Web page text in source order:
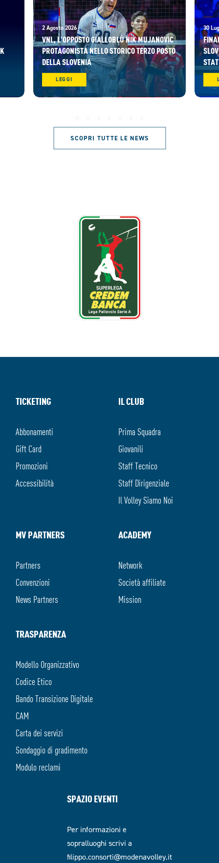
2 Agosto 2026
VNL, L’OPPOSTO GIALLOBLÙ NIK MUJANOVIC
PROTAGONISTA NELLO STORICO TERZO POSTO
DELLA SLOVENIA
LEGGI
30
SCOPRI TUTTE LE NEWS
TICKETING
Abbonamenti
Gift Card
Promozioni
Accessibilità
IL CLUB
Prima Squadra
Giovanili
Staff Tecnico
Staff Dirigenziale
Il Volley Siamo Noi
MV PARTNERS
Partners
Convenzioni
News Partners
ACADEMY
Network
Società affiliate
Mission
TRASPARENZA
Modello Organizzativo
Codice Etico
Bando Transizione Digitale
CAM
Carta dei servizi
Sondaggio di gradimento
Modulo reclami
SPAZIO EVENTI
Per informazioni e
sopralluoghi scrivi a
filippo.consorti@modenavolley.it